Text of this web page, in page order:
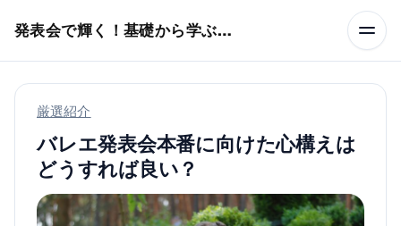
発表会で輝く！基礎から学ぶバレエ術
厳選紹介
バレエ発表会本番に向けた心構えは
どうすれば良い？